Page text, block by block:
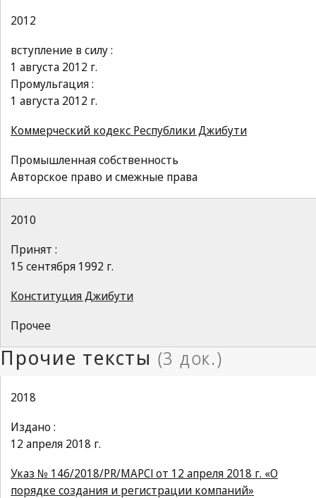
2012
вступление в силу :
1 августа 2012 г.
Промульгация :
1 августа 2012 г.
Коммерческий кодекс Республики Джибути
Промышленная собственность
Авторское право и смежные права
2010
Принят :
15 сентября 1992 г.
Конституция Джибути
Прочее
2018
Издано :
12 апреля 2018 г.
Указ № 146/2018/PR/MAPCl от 12 апреля 2018 г. «О
порядке создания и регистрации компаний»